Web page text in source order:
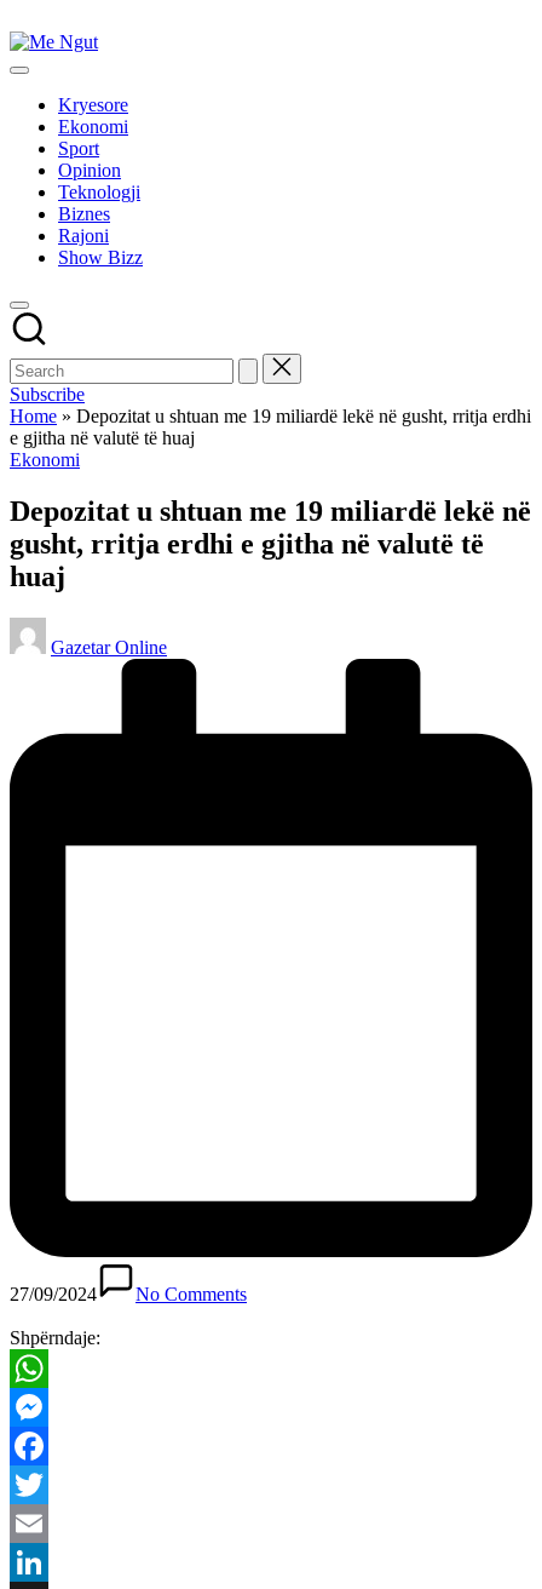
to
content
Me
Këtu
lajmet
ngut
Kryesore
Ekonomi
Sport
Opinion
Teknologji
Biznes
Rajoni
Show Bizz
Subscribe
Home » Depozitat u shtuan me 19 miliardë lekë në gusht, rritja erdhi
e gjitha në valutë të huaj
Posted
Ekonomi
Depozitat u shtuan me 19 miliardë lekë në
gusht, rritja erdhi e gjitha në valutë të
huaj
Posted
by
Gazetar Online
27/09/2024 No Comments
Shpërndaje:
WhatsApp
Messenger
Facebook
Twitter
Email